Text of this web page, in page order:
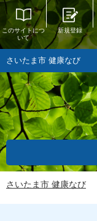
このサイトにつ
いて
新規登録
さいたま市 健康なび
さいたま市 健康なび